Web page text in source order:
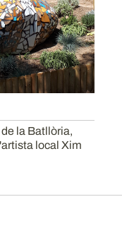
la Batllòria,
local Xim